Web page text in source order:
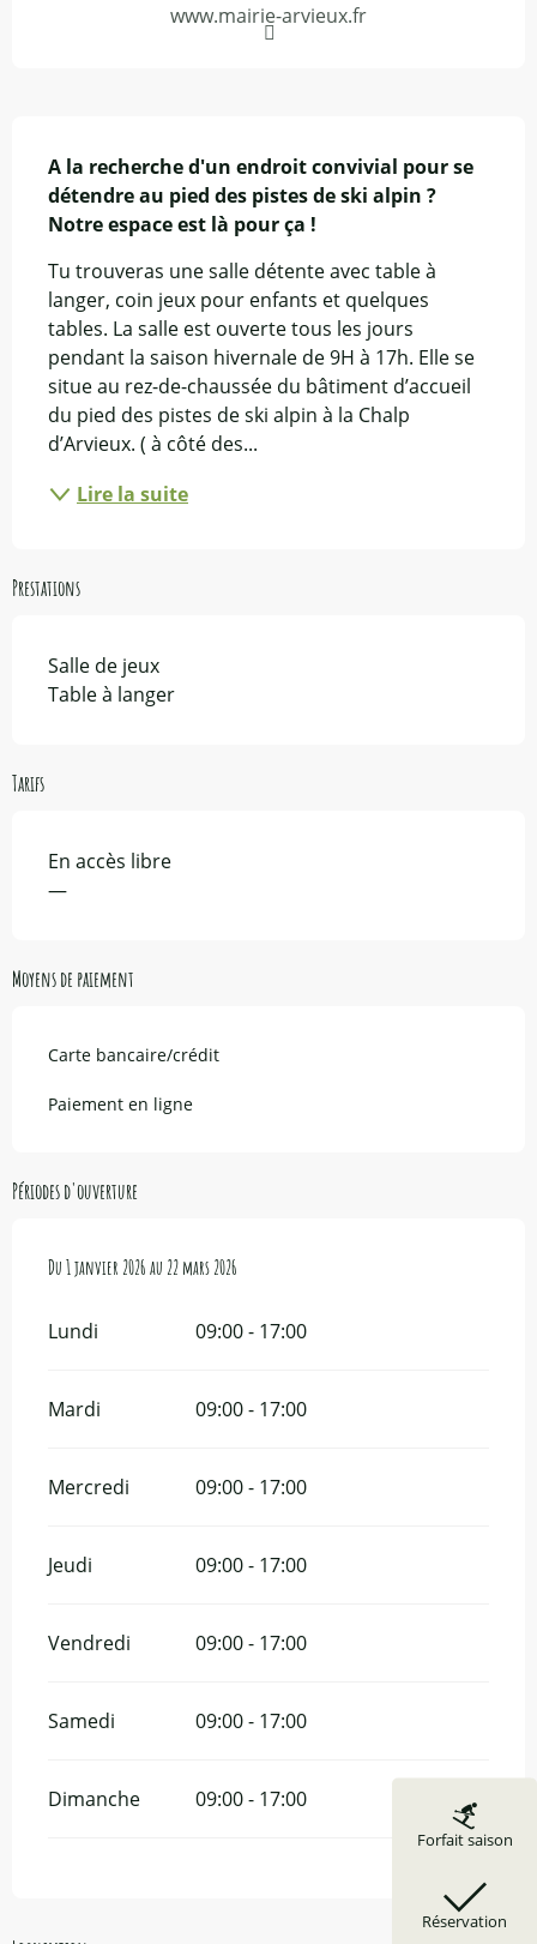
Forfait saison
Réservation
www.mairie-arvieux.fr
A la recherche d'un endroit convivial pour se
détendre au pied des pistes de ski alpin ?
Notre espace est là pour ça !
Tu trouveras une salle détente avec table à
langer, coin jeux pour enfants et quelques
tables. La salle est ouverte tous les jours
pendant la saison hivernale de 9H à 17h. Elle se
situe au rez-de-chaussée du bâtiment d’accueil
du pied des pistes de ski alpin à la Chalp
d’Arvieux. ( à côté des...
Lire la suite
Prestations
Salle de jeux
Table à langer
Tarifs
En accès libre
—
Moyens de paiement
Carte bancaire/crédit
Paiement en ligne
Périodes d'ouverture
Du 1 janvier 2026 au 22 mars 2026
Du 1 janvier 2026 au 22 mars 2026
Lundi 09:00 - 17:00
Mardi 09:00 - 17:00
Mercredi 09:00 - 17:00
Jeudi 09:00 - 17:00
Vendredi 09:00 - 17:00
Samedi 09:00 - 17:00
Dimanche 09:00 - 17:00